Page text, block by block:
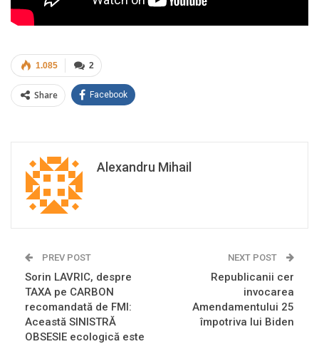
2
1.085
Share Facebook
Alexandru Mihail
PREV POST
Sorin LAVRIC, despre
TAXA pe CARBON
recomandată de FMI:
Această SINISTRĂ
OBSESIE ecologică este
NEXT POST
Republicanii cer
invocarea
Amendamentului 25
împotriva lui Biden